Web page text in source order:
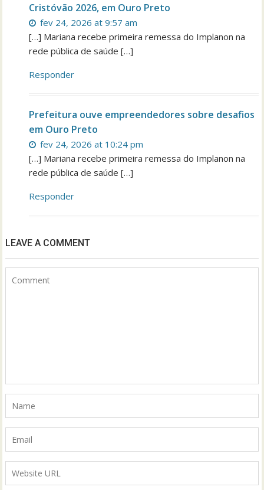
Cristóvão 2026, em Ouro Preto
fev 24, 2026 at 9:57 am
[…] Mariana recebe primeira remessa do Implanon na
rede pública de saúde […]
Responder
Prefeitura ouve empreendedores sobre desafios
em Ouro Preto
fev 24, 2026 at 10:24 pm
[…] Mariana recebe primeira remessa do Implanon na
rede pública de saúde […]
Responder
LEAVE A COMMENT